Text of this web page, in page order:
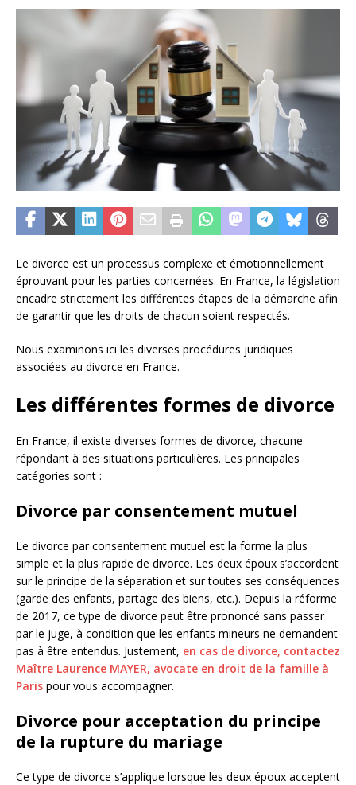
Le divorce est un processus complexe et émotionnellement
éprouvant pour les parties concernées. En France, la législation
encadre strictement les différentes étapes de la démarche afin
de garantir que les droits de chacun soient respectés.
Nous examinons ici les diverses procédures juridiques
associées au divorce en France.
Les différentes formes de divorce
En France, il existe diverses formes de divorce, chacune
répondant à des situations particulières. Les principales
catégories sont :
Divorce par consentement mutuel
Le divorce par consentement mutuel est la forme la plus
simple et la plus rapide de divorce. Les deux époux s’accordent
sur le principe de la séparation et sur toutes ses conséquences
(garde des enfants, partage des biens, etc.). Depuis la réforme
de 2017, ce type de divorce peut être prononcé sans passer
par le juge, à condition que les enfants mineurs ne demandent
pas à être entendus. Justement, en cas de divorce, contactez
Maître Laurence MAYER, avocate en droit de la famille à
Paris pour vous accompagner.
Divorce pour acceptation du principe
de la rupture du mariage
Ce type de divorce s’applique lorsque les deux époux acceptent